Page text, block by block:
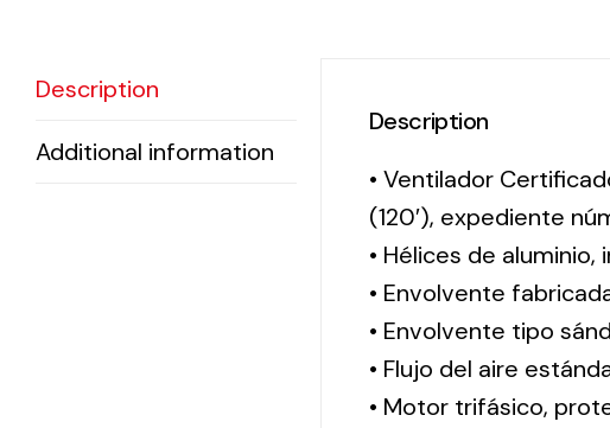
Description
Additional information
Description
• Ventilador
(120′), expediente
• Hélices de
• Envolvente
• Envolvente tipo
• Flujo del aire
• Motor trifásico,